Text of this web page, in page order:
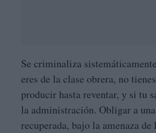
Se criminaliza
eres de la clase obrera, no
producir hasta reventar, y si tu
la administración. Obligar a
recuperada, bajo la amenaza